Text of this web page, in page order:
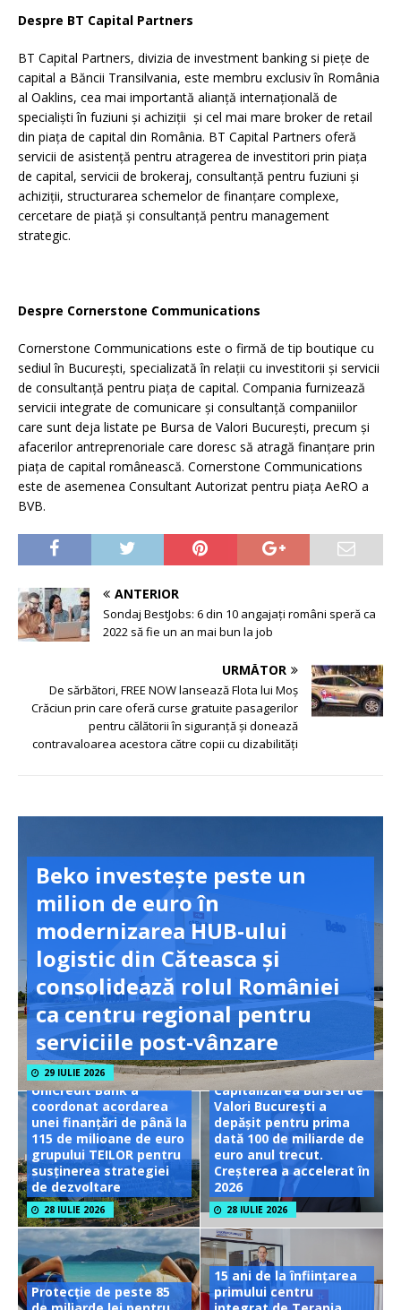
Despre BT Capital Partners
BT Capital Partners, divizia de investment banking si piețe de
capital a Băncii Transilvania, este membru exclusiv în România
al Oaklins, cea mai importantă alianță internațională de
specialiști în fuziuni și achiziții și cel mai mare broker de retail
din piața de capital din România. BT Capital Partners oferă
servicii de asistență pentru atragerea de investitori prin piața
de capital, servicii de brokeraj, consultanță pentru fuziuni și
achiziții, structurarea schemelor de finanțare complexe,
cercetare de piață și consultanță pentru management
strategic.
Despre Cornerstone Communications
Cornerstone Communications este o firmă de tip boutique cu
sediul în București, specializată în relații cu investitorii și servicii
de consultanță pentru piața de capital. Compania furnizează
servicii integrate de comunicare și consultanță companiilor
care sunt deja listate pe Bursa de Valori București, precum și
afacerilor antreprenoriale care doresc să atragă finanțare prin
piața de capital românească. Cornerstone Communications
este de asemenea Consultant Autorizat pentru piața AeRO a
BVB.
ANTERIOR
Sondaj BestJobs: 6 din 10 angajați români speră ca
2022 să fie un an mai bun la job
URMĂTOR
De sărbători, FREE NOW lansează Flota lui Moș
Crăciun prin care oferă curse gratuite pasagerilor
pentru călătorii în siguranță și donează
contravaloarea acestora către copii cu dizabilități
Beko investește peste un
milion de euro în
modernizarea HUB-ului
logistic din Căteasca și
consolidează rolul României
ca centru regional pentru
serviciile post-vânzare
29 IULIE 2026
UniCredit Bank a
coordonat acordarea
unei finanțări de până la
115 de milioane de euro
grupului TEILOR pentru
susținerea strategiei
de dezvoltare
28 IULIE 2026
Capitalizarea Bursei de
Valori București a
depășit pentru prima
dată 100 de miliarde de
euro anul trecut.
Creșterea a accelerat în
2026
28 IULIE 2026
Protecție de peste 85
15 ani de la înființarea
primului centru